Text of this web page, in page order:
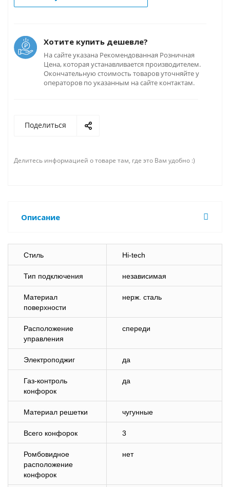
Хотите купить дешевле?
На сайте указана Рекомендованная Розничная
Цена, которая устанавливается производителем.
Окончательную стоимость товаров уточняйте у
операторов по указанным на сайте контактам.
Поделиться
Делитесь информацией о товаре там, где это Вам удобно :)
Описание
Стиль Hi-tech
Тип подключения независимая
Материал
поверхности
нерж. сталь
Расположение
управления
спереди
Электроподжиг да
Газ-контроль
конфорок
да
Материал решетки чугунные
Всего конфорок 3
Ромбовидное
расположение
конфорок
нет